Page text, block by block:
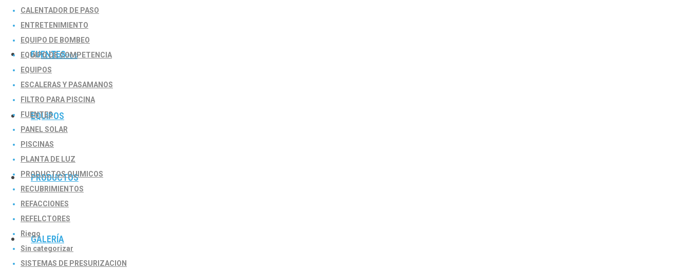
ACCESORIOS
FUENTES
EQUIPOS
PRODUCTOS
GALERÍA
CALENTADOR DE PASO
ENTRETENIMIENTO
EQUIPO DE BOMBEO
EQUIPO DE COMPETENCIA
EQUIPOS
ESCALERAS Y PASAMANOS
FILTRO PARA PISCINA
FUENTES
PANEL SOLAR
PISCINAS
PLANTA DE LUZ
PRODUCTOS QUIMICOS
RECUBRIMIENTOS
REFACCIONES
REFELCTORES
Riego
Sin categorizar
SISTEMAS DE PRESURIZACION